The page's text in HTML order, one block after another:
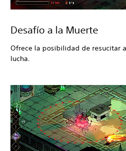
Desafío a la Muerte
Ofrece la posibilidad de resucitar
lucha.